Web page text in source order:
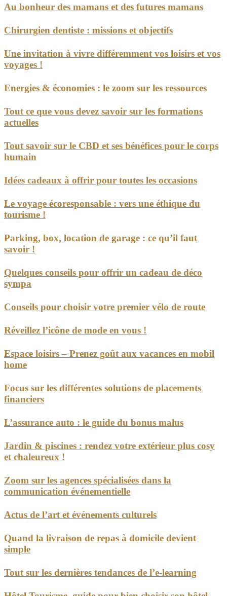
Au bonheur des mamans et des futures mamans
Chirurgien dentiste : missions et objectifs
Une invitation à vivre différemment vos loisirs et vos
voyages !
Energies & économies : le zoom sur les ressources
Tout ce que vous devez savoir sur les formations
actuelles
Tout savoir sur le CBD et ses bénéfices pour le corps
humain
Idées cadeaux à offrir pour toutes les occasions
Le voyage écoresponsable : vers une éthique du
tourisme !
Parking, box, location de garage : ce qu’il faut
savoir !
Quelques conseils pour offrir un cadeau de déco
sympa
Conseils pour choisir votre premier vélo de route
Réveillez l’icône de mode en vous !
Espace loisirs – Prenez goût aux vacances en mobil
home
Focus sur les différentes solutions de placements
financiers
L’assurance auto : le guide du bonus malus
Jardin & piscines : rendez votre extérieur plus cosy
et chaleureux !
Zoom sur les agences spécialisées dans la
communication événementielle
Actus de l’art et événements culturels
Quand la livraison de repas à domicile devient
simple
Tout sur les dernières tendances de l’e-learning